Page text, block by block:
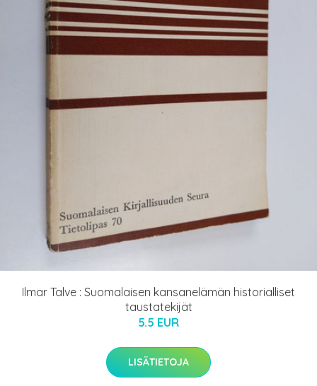
Ilmar Talve : Suomalaisen kansanelämän historialliset
taustatekijät
5.5 EUR
LISÄTIETOJA